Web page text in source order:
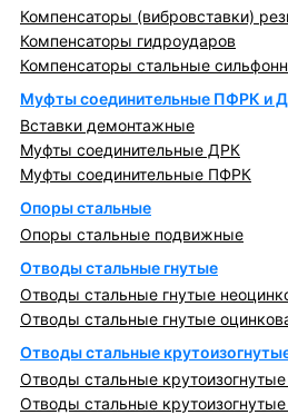
Компенсаторы (вибровставки)
Компенсаторы гидроударов
Компенсаторы стальные
Муфты соединительные ПФРК и
Вставки демонтажные
Муфты соединительные ДРК
Муфты соединительные ПФРК
Опоры стальные
Опоры стальные подвижные
Отводы стальные гнутые
Отводы стальные гнутые
Отводы стальные гнутые
Отводы стальные
Отводы стальные
Отводы стальные